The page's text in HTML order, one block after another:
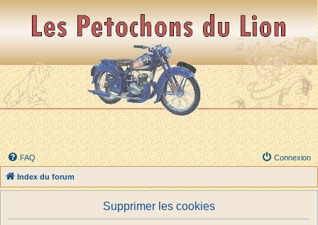
FAQ Connexion
Index du forum
Supprimer les cookies